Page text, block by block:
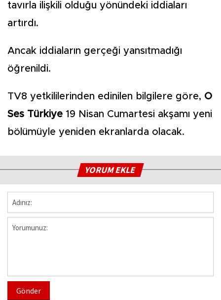
tavırla ilişkili olduğu yönündeki iddiaları
artırdı.
Ancak iddiaların gerçeği yansıtmadığı
öğrenildi.
TV8 yetkililerinden edinilen bilgilere göre, O
Ses Türkiye 19 Nisan Cumartesi akşamı yeni
bölümüyle yeniden ekranlarda olacak.
YORUM EKLE
Gönder